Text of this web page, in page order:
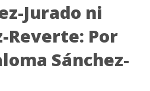
Jurado ni
Reverte: Por
Sánchez-